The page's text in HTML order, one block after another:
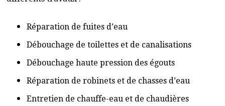
Réparation de fuites d’eau
Débouchage de toilettes et de canalisations
Débouchage haute pression des égouts
Réparation de robinets et de chasses d’eau
Entretien de chauffe-eau et de chaudières